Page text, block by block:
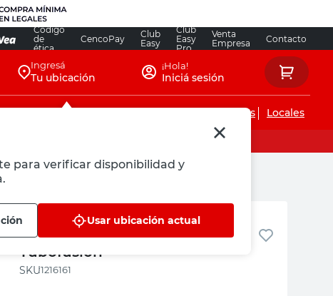
Código
de
ética
CencoPay
Club
Easy
Club
Easy
Pro
Venta
Empresa
Contacto
Ingresá
Tu ubicación
para verificar disponibilidad y
Usar ubicación actual
¡Hola!
Iniciá sesión
Servicios de instalaciones Locales
Tubofusion
Codo 90° 40 Mm Polipropileno
Tubofusión
:1216161